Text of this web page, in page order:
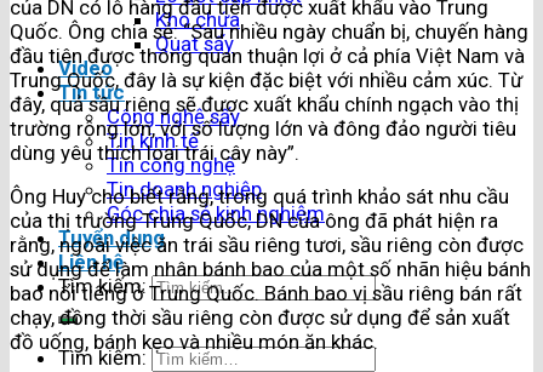
Kho chứa
Quạt sấy
Video
Tin tức
Công nghệ sấy
Tin kinh tế
Tin công nghệ
Tin doanh nghiệp
Góc chia sẻ kinh nghiệm
Tuyển dụng
Liên hệ
Tìm kiếm:
Tìm kiếm:
của DN có lô hàng đầu tiên được xuất khẩu vào Trung
Quốc. Ông chia sẻ: “Sau nhiều ngày chuẩn bị, chuyến hàng
đầu tiên được thông quan thuận lợi ở cả phía Việt Nam và
Trung Quốc, đây là sự kiện đặc biệt với nhiều cảm xúc. Từ
đây, quả sầu riêng sẽ được xuất khẩu chính ngạch vào thị
trường rộng lớn, với số lượng lớn và đông đảo người tiêu
dùng yêu thích loại trái cây này”.
Ông Huy cho biết rằng, trong quá trình khảo sát nhu cầu
của thị trường Trung Quốc, DN của ông đã phát hiện ra
rằng, ngoài việc ăn trái sầu riêng tươi, sầu riêng còn được
sử dụng để làm nhân bánh bao của một số nhãn hiệu bánh
bao nổi tiếng ở Trung Quốc. Bánh bao vị sầu riêng bán rất
chạy, đồng thời sầu riêng còn được sử dụng để sản xuất
đồ uống, bánh kẹo và nhiều món ăn khác.